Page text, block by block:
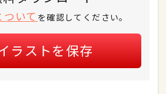
いて を確認してください。
ラストを保存